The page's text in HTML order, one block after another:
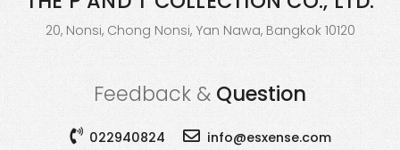
20, Nonsi, Chong Nonsi, Yan Nawa, Bangkok 10120
Feedback & Question
022940824 info@esxense.com